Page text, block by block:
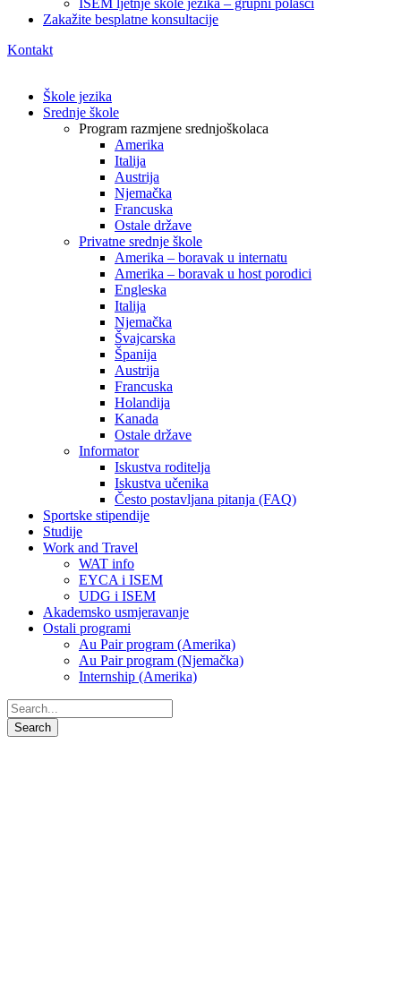
ISEM ljetnje škole jezika – grupni polasci
Zakažite besplatne konsultacije
Kontakt
Škole jezika
Srednje škole
Program razmjene srednjoškolaca
Amerika
Italija
Austrija
Njemačka
Francuska
Ostale države
Privatne srednje škole
Amerika – boravak u internatu
Amerika – boravak u host porodici
Engleska
Italija
Njemačka
Švajcarska
Španija
Austrija
Francuska
Holandija
Kanada
Ostale države
Informator
Iskustva roditelja
Iskustva učenika
Često postavljana pitanja (FAQ)
Sportske stipendije
Studije
Work and Travel
WAT info
EYCA i ISEM
UDG i ISEM
Akademsko usmjeravanje
Ostali programi
Au Pair program (Amerika)
Au Pair program (Njemačka)
Internship (Amerika)